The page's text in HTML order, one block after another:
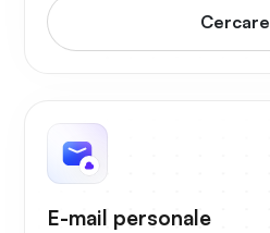
Cercare
E-mail personale